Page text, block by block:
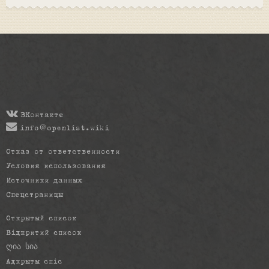
ВКонтакте
info@openlist.wiki
Отказ от ответственности
Условия использования
Источники данных
Спецстраницы
Открытый список
Відкритий список
ღია სია
Адкрыты спіс